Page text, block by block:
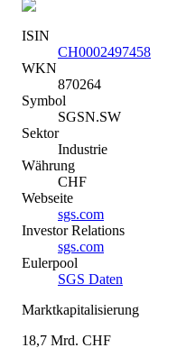
ISIN
CH0002497458
WKN
870264
Symbol
SGSN.SW
Sektor
Industrie
Währung
CHF
Webseite
sgs.com
Investor Relations
sgs.com
Eulerpool
SGS Daten
Marktkapitalisierung
18,7 Mrd. CHF